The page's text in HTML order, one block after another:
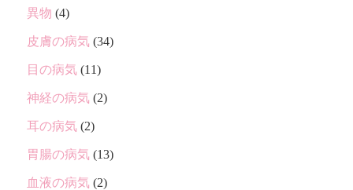
異物 (4)
皮膚の病気 (34)
目の病気 (11)
神経の病気 (2)
耳の病気 (2)
胃腸の病気 (13)
血液の病気 (2)